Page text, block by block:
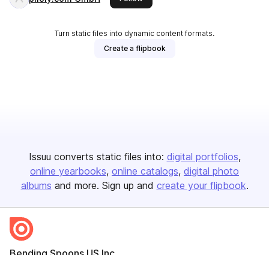
Turn static files into dynamic content formats.
Create a flipbook
Issuu converts static files into: digital portfolios
online yearbooks online catalogs digital photo
albums and more. Sign up and create your flipbook.